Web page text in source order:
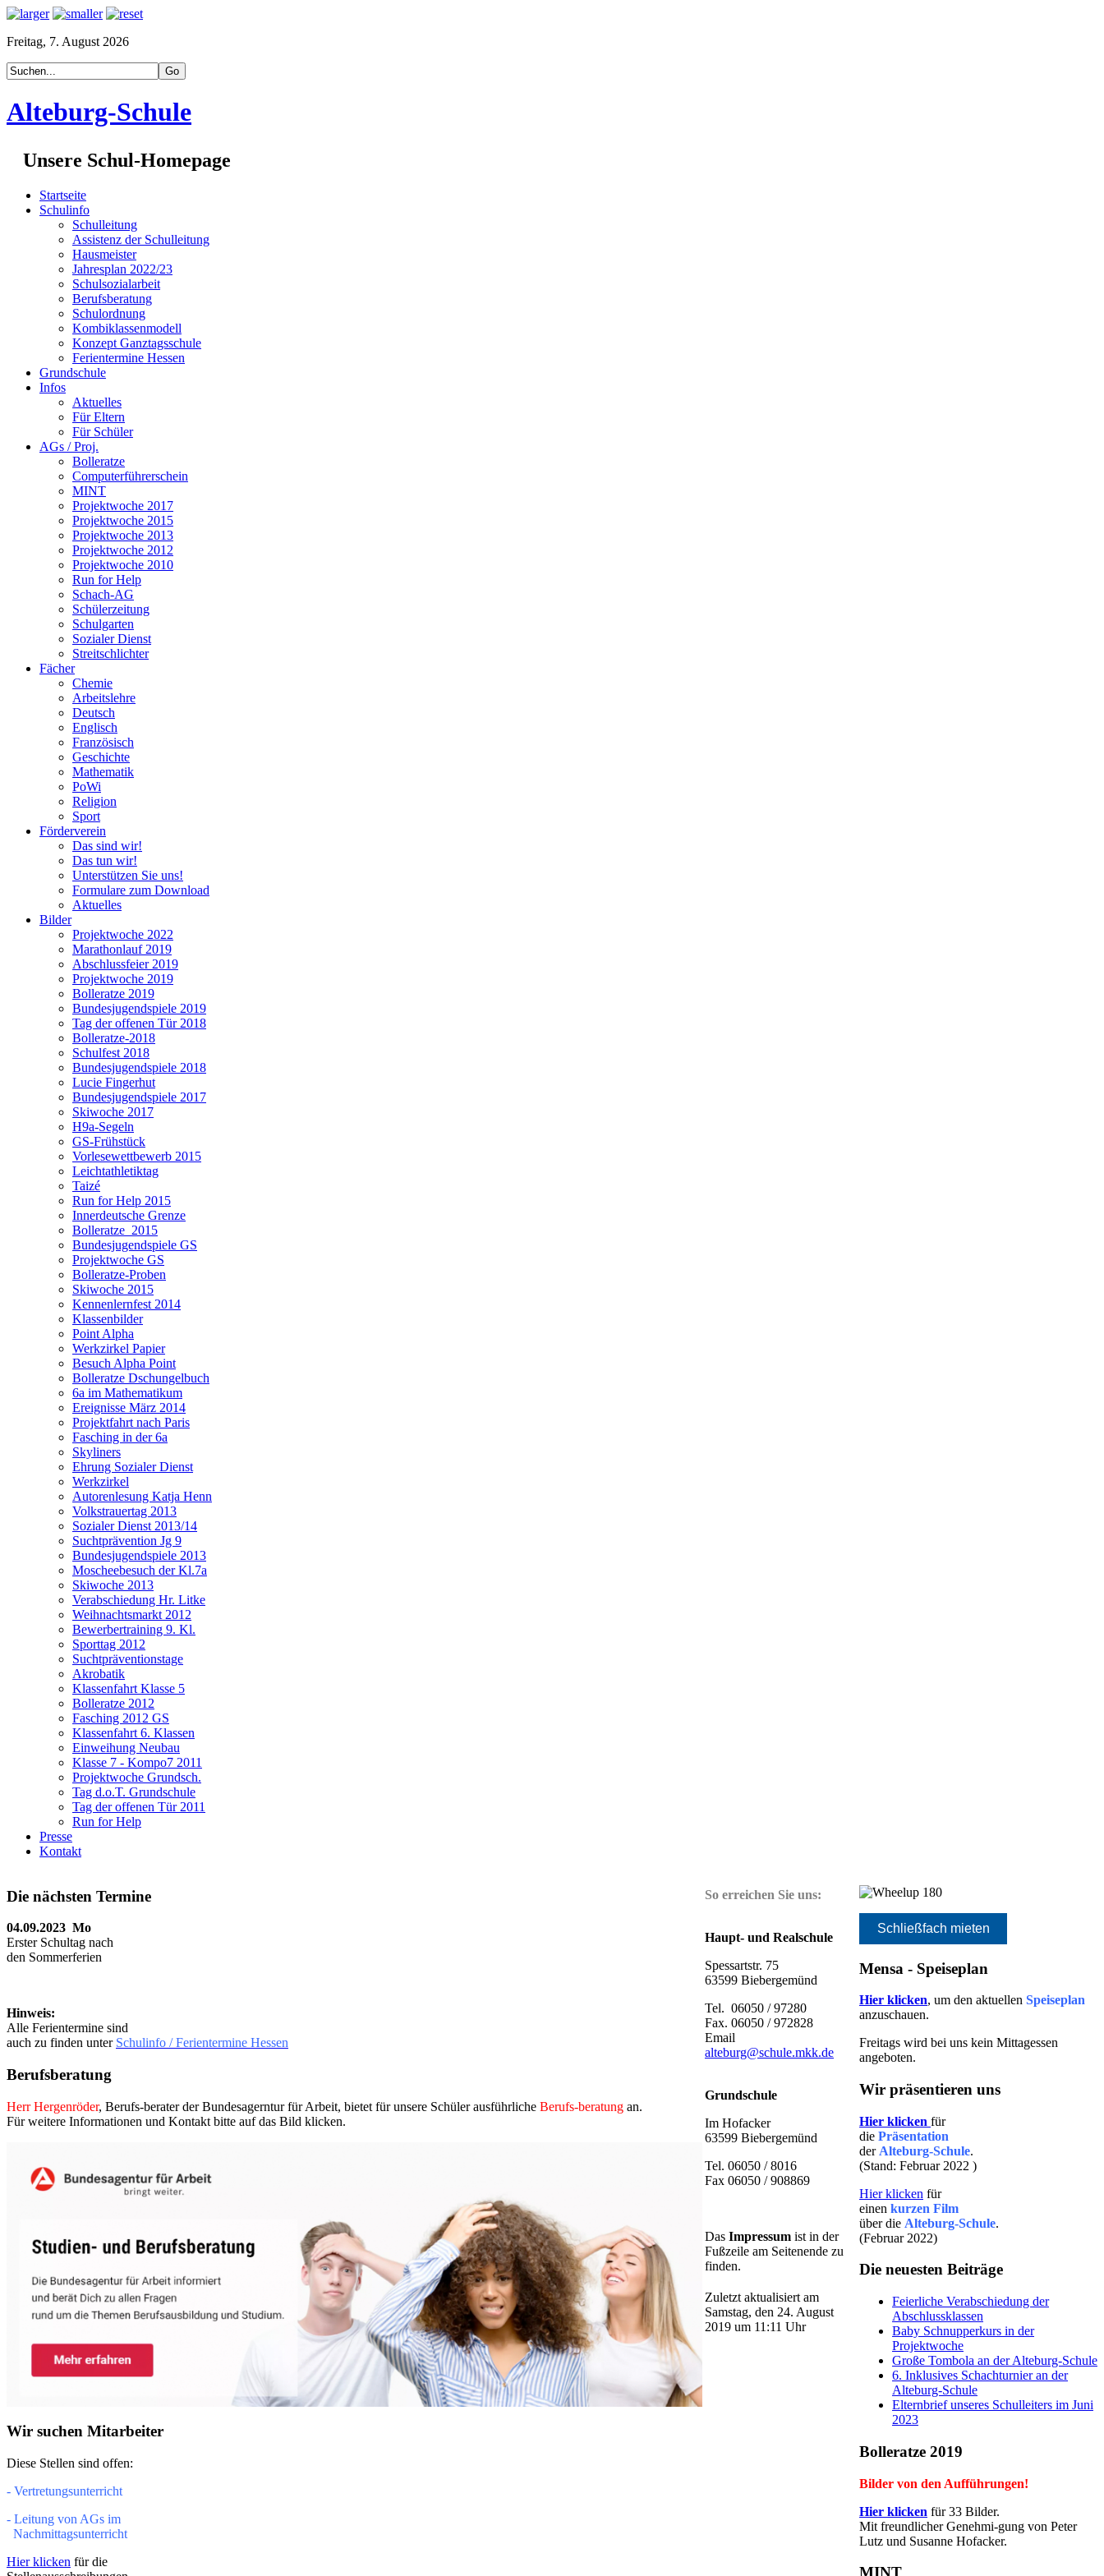
Freitag, 7. August 2026
Alteburg-Schule
Unsere Schul-Homepage
Startseite
Schulinfo
Schulleitung
Assistenz der Schulleitung
Hausmeister
Jahresplan 2022/23
Schulsozialarbeit
Berufsberatung
Schulordnung
Kombiklassenmodell
Konzept Ganztagsschule
Ferientermine Hessen
Grundschule
Infos
Aktuelles
Für Eltern
Für Schüler
AGs / Proj.
Bolleratze
Computerführerschein
MINT
Projektwoche 2017
Projektwoche 2015
Projektwoche 2013
Projektwoche 2012
Projektwoche 2010
Run for Help
Schach-AG
Schülerzeitung
Schulgarten
Sozialer Dienst
Streitschlichter
Fächer
Chemie
Arbeitslehre
Deutsch
Englisch
Französisch
Geschichte
Mathematik
PoWi
Religion
Sport
Förderverein
Das sind wir!
Das tun wir!
Unterstützen Sie uns!
Formulare zum Download
Aktuelles
Bilder
Projektwoche 2022
Marathonlauf 2019
Abschlussfeier 2019
Projektwoche 2019
Bolleratze 2019
Bundesjugendspiele 2019
Tag der offenen Tür 2018
Bolleratze-2018
Schulfest 2018
Bundesjugendspiele 2018
Lucie Fingerhut
Bundesjugendspiele 2017
Skiwoche 2017
H9a-Segeln
GS-Frühstück
Vorlesewettbewerb 2015
Leichtathletiktag
Taizé
Run for Help 2015
Innerdeutsche Grenze
Bolleratze_2015
Bundesjugendspiele GS
Projektwoche GS
Bolleratze-Proben
Skiwoche 2015
Kennenlernfest 2014
Klassenbilder
Point Alpha
Werkzirkel Papier
Besuch Alpha Point
Bolleratze Dschungelbuch
6a im Mathematikum
Ereignisse März 2014
Projektfahrt nach Paris
Fasching in der 6a
Skyliners
Ehrung Sozialer Dienst
Werkzirkel
Autorenlesung Katja Henn
Volkstrauertag 2013
Sozialer Dienst 2013/14
Suchtprävention Jg 9
Bundesjugendspiele 2013
Moscheebesuch der Kl.7a
Skiwoche 2013
Verabschiedung Hr. Litke
Weihnachtsmarkt 2012
Bewerbertraining 9. Kl.
Sporttag 2012
Suchtpräventionstage
Akrobatik
Klassenfahrt Klasse 5
Bolleratze 2012
Fasching 2012 GS
Klassenfahrt 6. Klassen
Einweihung Neubau
Klasse 7 - Kompo7 2011
Projektwoche Grundsch.
Tag d.o.T. Grundschule
Tag der offenen Tür 2011
Run for Help
Presse
Kontakt
Die nächsten Termine
04.09.2023 Mo
Erster Schultag nach
den Sommerferien
Hinweis:
Alle Ferientermine sind
auch zu finden unter Schulinfo / Ferientermine Hessen
Berufsberatung
Herr Hergenröder, Berufs-berater der Bundesagerntur für Arbeit, bietet für unsere Schüler ausführliche Berufs-beratung an.
Für weitere Informationen und Kontakt bitte auf das Bild klicken.
Wir suchen Mitarbeiter
Diese Stellen sind offen:
- Vertretungsunterricht
- Leitung von AGs im
Nachmittagsunterricht
Hier klicken für die
ukash
So erreichen Sie uns:
Haupt- und Realschule
Spessartstr. 75
63599 Biebergemünd
Tel. 06050 / 97280
Fax. 06050 / 972828
Email
alteburg@schule.mkk.de
Grundschule
Im Hofacker
63599 Biebergemünd
Tel. 06050 / 8016
Fax 06050 / 908869
Das Impressum ist in der
Fußzeile am Seitenende zu
finden.
Zuletzt aktualisiert am
Samstag, den 24. August
2019 um 11:11 Uhr
Schließfach mieten
Mensa - Speiseplan
Hier klicken, um den aktuellen Speiseplan
anzuschauen.
Freitags wird bei uns kein Mittagessen
angeboten.
Wir präsentieren uns
Hier klicken für
die Präsentation
der Alteburg-Schule.
(Stand: Februar 2022 )
Hier klicken für
einen kurzen Film
über die Alteburg-Schule.
(Februar 2022)
Die neuesten Beiträge
Feierliche Verabschiedung der
Abschlussklassen
Baby Schnupperkurs in der
Projektwoche
Große Tombola an der Alteburg-Schule
6. Inklusives Schachturnier an der
Alteburg-Schule
Elternbrief unseres Schulleiters im Juni
2023
Bolleratze 2019
Bilder von den Aufführungen!
Hier klicken für 33 Bilder.
Mit freundlicher Genehmi-gung von Peter
Lutz und Susanne Hofacker.
MINT